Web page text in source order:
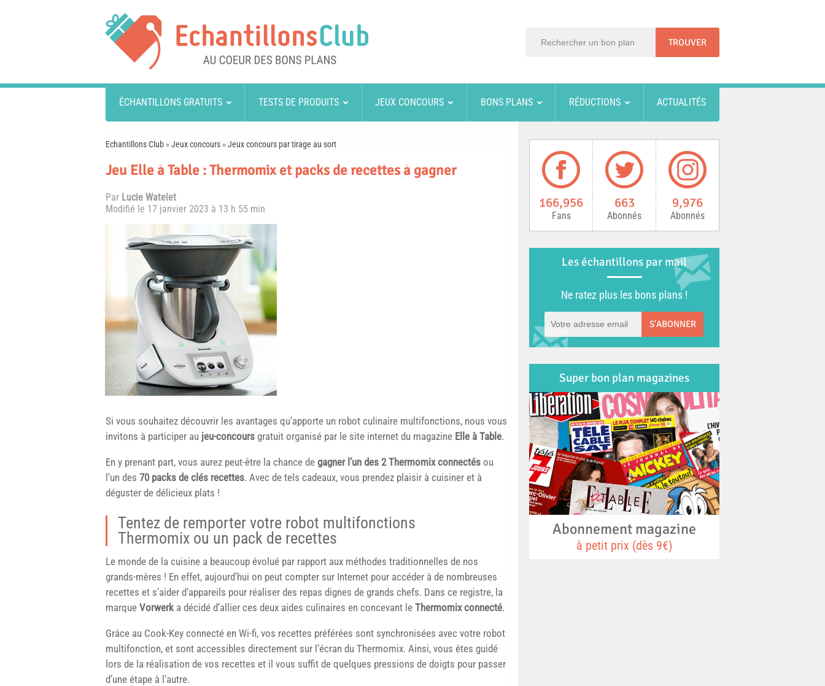
ÉCHANTILLONS GRATUITS TESTS DE PRODUITS JEUX CONCOURS BONS PLANS RÉDUCTIONS ACTUALITÉS
Echantillons Club »Jeux concours »Jeux concours par tirage au sort
Jeu Elle à Table : Thermomix et packs de recettes à gagner
Par Lucie Watelet
Modifié le 17 janvier 2023 à 13 h 55 min
Si vous souhaitez découvrir les avantages qu’apporte un robot culinaire multifonctions, nous vous
invitons à participer au jeu-concours gratuit organisé par le site internet du magazine Elle à Table.
En y prenant part, vous aurez peut-être la chance de gagner l’un des 2 Thermomix connectés ou
l’un des 70 packs de clés recettes. Avec de tels cadeaux, vous prendez plaisir à cuisiner et à
déguster de délicieux plats !
Tentez de remporter votre robot multifonctions
Thermomix ou un pack de recettes
Le monde de la cuisine a beaucoup évolué par rapport aux méthodes traditionnelles de nos
grands-mères ! En effet, aujourd’hui on peut compter sur Internet pour accéder à de nombreuses
recettes et s’aider d’appareils pour réaliser des repas dignes de grands chefs. Dans ce registre, la
marque Vorwerk a décidé d’allier ces deux aides culinaires en concevant le Thermomix connecté.
Grâce au Cook-Key connecté en Wi-fi, vos recettes préférées sont synchronisées avec votre robot
multifonction, et sont accessibles directement sur l’écran du Thermomix. Ainsi, vous êtes guidé
lors de la réalisation de vos recettes et il vous suffit de quelques pressions de doigts pour passer
d’une étape à l’autre.
166,956
Fans
663
Abonnés
9,976
Abonnés
Les échantillons par mail
Ne ratez plus les bons plans !
S'ABONNER
Super bon plan magazines
Abonnement magazine
à petit prix (dès 9€)